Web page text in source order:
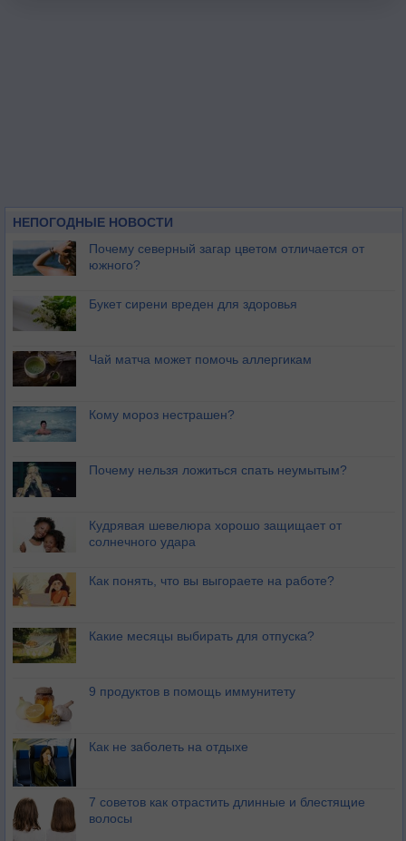
НЕПОГОДНЫЕ НОВОСТИ
Почему северный загар цветом отличается от
южного?
Букет сирени вреден для здоровья
Чай матча может помочь аллергикам
Кому мороз нестрашен?
Почему нельзя ложиться спать неумытым?
Кудрявая шевелюра хорошо защищает от
солнечного удара
Как понять, что вы выгораете на работе?
Какие месяцы выбирать для отпуска?
9 продуктов в помощь иммунитету
Как не заболеть на отдыхе
7 советов как отрастить длинные и блестящие
волосы